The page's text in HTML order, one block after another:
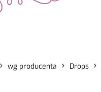
wg producenta Drops